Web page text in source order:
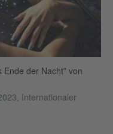
der Nacht” von
Internationaler